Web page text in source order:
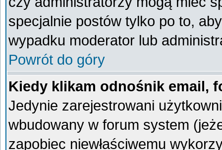
specjalnie postów tylko po to,
wypadku moderator lub
Powrót do góry
Kiedy klikam odnośnik email,
Jedynie zarejestrowani
wbudowany w forum system
zapobiec niewłaściwemu